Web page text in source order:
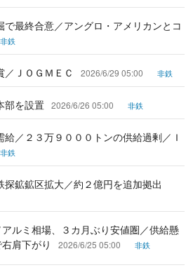
最終合意／アングロ・アメリカンとコ
非鉄
／ＪＯＧＭＥＣ 2026/6/29 05:00 非鉄
部を設置 2026/6/26 05:00 非鉄
／２３万９０００トンの供給過剰／Ｉ
非鉄
鉱鉱区拡大／約２億円を追加拠出
アルミ相場、３カ月ぶり安値圏／供給懸
肩下がり
2026/6/25 05:00 非鉄